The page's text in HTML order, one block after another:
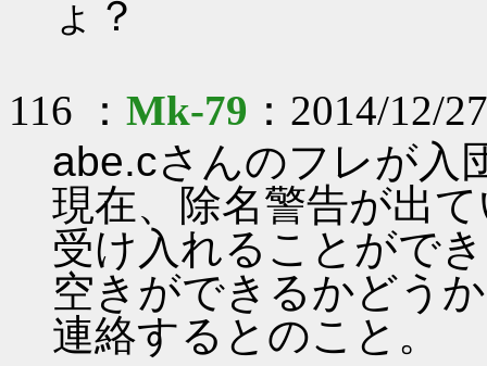
ょ？
116 ： Mk-79 ：2014/12/
abe.cさんのフレが入
現在、除名警告が出
受け入れることがで
空きができるかどう
連絡するとのこと。